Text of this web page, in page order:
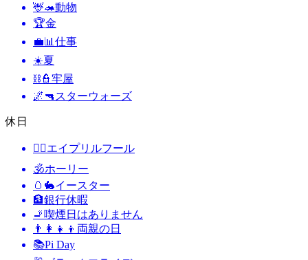
🦌🦔動物
🏆金
💼📊 仕事
☀️夏
⛓️👮牢屋
🌌🔫 スターウォーズ
休日
🙆‍♂️エイプリルフール
🕉ホーリー
🥚🐇イースター
🏦銀行休暇
🚬 喫煙日はありません
👨‍👩‍👧‍👦 両親の日
📚Pi Day